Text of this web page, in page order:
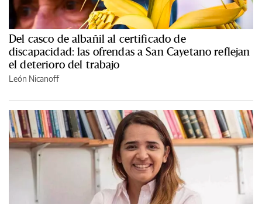
Del casco de albañil al certificado de
discapacidad: las ofrendas a San Cayetano reflejan
el deterioro del trabajo
León Nicanoff